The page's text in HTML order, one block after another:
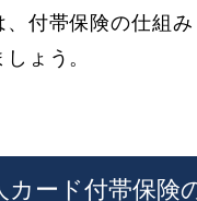
、付帯保険の仕組
ょう。
カード付帯保険